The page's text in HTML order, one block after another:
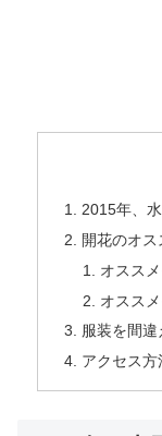
2015年、
開花のオス
オスス
オスス
服装を間違
アクセス